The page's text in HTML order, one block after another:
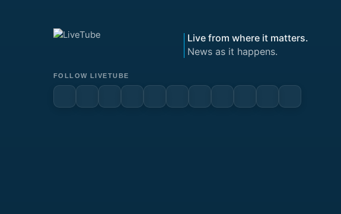
Live from where it matters.
News as it happens.
FOLLOW LIVETUBE